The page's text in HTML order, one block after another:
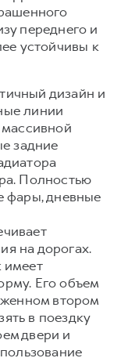
переднего и
устойчивы к
дизайн и
линии
массивной
задние
Полностью
фары, дневные
на дорогах.
имеет
Его объем
втором
в поездку
двери и